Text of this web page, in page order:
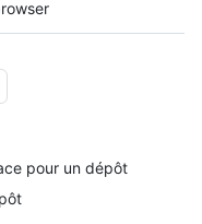
pour un dépôt